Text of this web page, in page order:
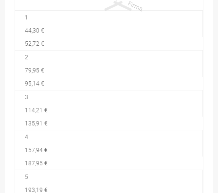
1
44,30 €
52,72 €
2
79,95 €
95,14 €
3
114,21 €
135,91 €
4
157,94 €
187,95 €
5
193,19 €